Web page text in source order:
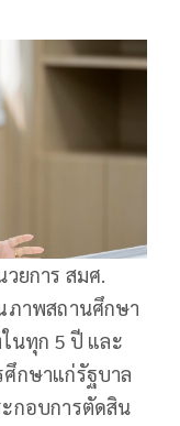
ยการ สมศ.
ภาพสถานศึกษา
นทุก 5 ปี และ
กษาแก่รัฐบาล
กอบการตัดสิน